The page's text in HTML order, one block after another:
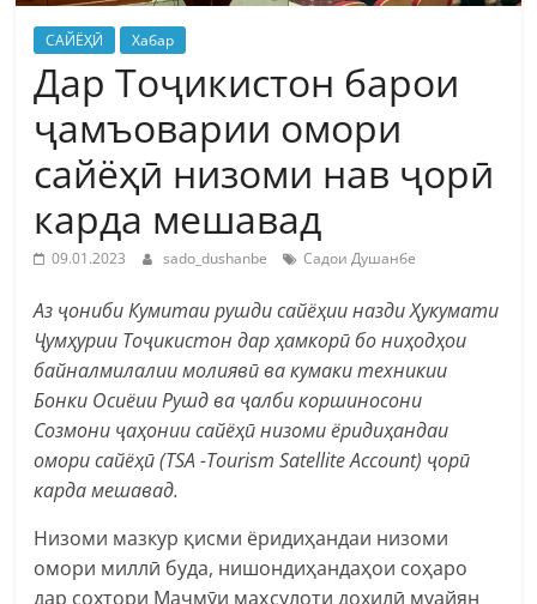
САЙЁҲӢ Хабар
Дар Тоҷикистон барои
ҷамъоварии омори
сайёҳӣ низоми нав ҷорӣ
карда мешавад
09.01.2023 sado_dushanbe Садои Душанбе
Аз ҷониби Кумитаи рушди сайёҳии назди Ҳукумати
Ҷумҳурии Тоҷикистон дар ҳамкорӣ бо ниҳодҳои
байналмилалии молиявӣ ва кумаки техникии
Бонки Осиёии Рушд ва ҷалби коршиносони
Созмони ҷаҳонии сайёҳӣ низоми ёридиҳандаи
омори сайёҳӣ (TSA -Tourism Satellite Account) ҷорӣ
карда мешавад.
Низоми мазкур қисми ёридиҳандаи низоми
омори миллӣ буда, нишондиҳандаҳои соҳаро
дар сохтори Маҷмӯи маҳсулоти дохилӣ муайян